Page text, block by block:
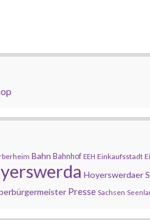
Bahn Bahnhof EEH Einkaufsstadt
Hoyerswerdaer
Presse Sachsen